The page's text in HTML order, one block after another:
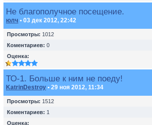
Не благополучное посещение.
юлч • 03 дек 2012, 22:42
Просмотры: 1012
Коментариев: 0
Оценка:
ТО-1. Больше к ним не поеду!
KatrinDestroy • 29 ноя 2012, 11:34
Просмотры: 1512
Коментариев: 1
Оценка: